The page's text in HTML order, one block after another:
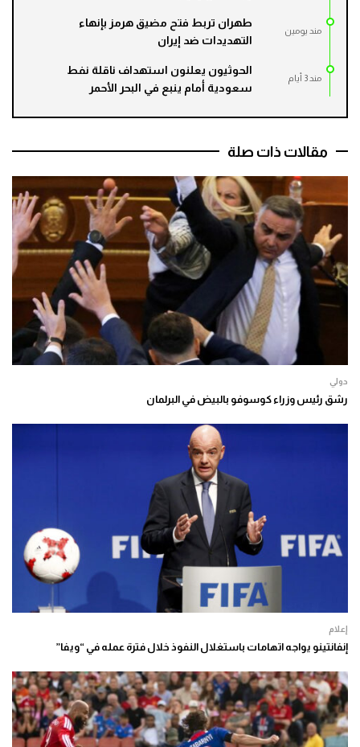
مند يومين
طهران تربط فتح مضيق هرمز بإنهاء
التهديدات ضد إيران
مند 3 أيام
الحوثيون يعلنون استهداف ناقلة نفط
سعودية أمام ينبع في البحر الأحمر
مقالات ذات صلة
دولي
رشق رئيس وزراء كوسوفو بالبيض في البرلمان
إعلام
إنفانتينو يواجه اتهامات باستغلال النفوذ خلال فترة عمله في “ويفا”